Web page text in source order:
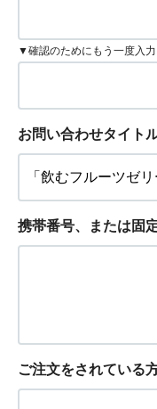
▼確認のためにもう一度入力
お問い合わせタイト
携帯番号、または固
ご注文をされている